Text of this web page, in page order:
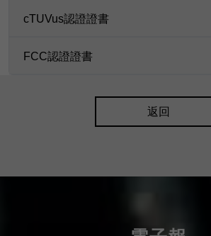
cTUVus認證證書
FCC認證證書
返回